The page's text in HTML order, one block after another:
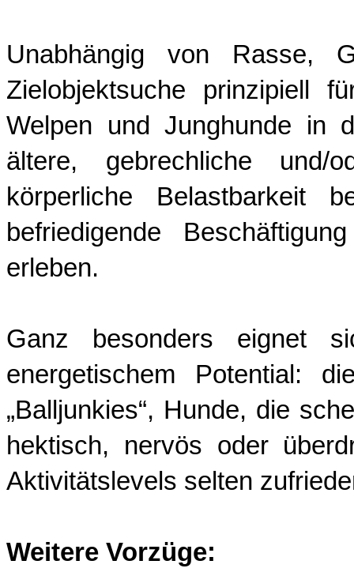
Unabhängig von Rasse,
Zielobjektsuche prinzipiell
Welpen und Junghunde in
ältere, gebrechliche und/
körperliche Belastbarkeit
befriedigende
erleben.
Ganz besonders eignet
energetischem Potential:
„Balljunkies“, Hunde, die
hektisch, nervös oder
Aktivitätslevels selten
Weitere Vorzüge: